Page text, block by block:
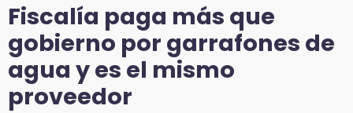
Fiscalía paga más que
gobierno por garrafones de
agua y es el mismo
proveedor